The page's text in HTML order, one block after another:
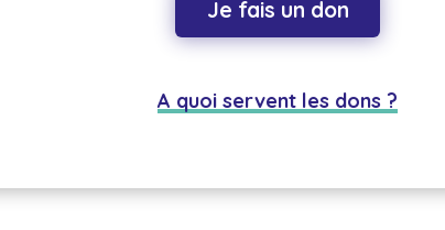
Je fais un don
A quoi servent les dons ?